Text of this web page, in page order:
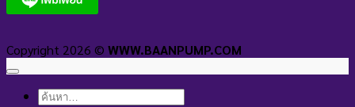
Copyright 2026 © WWW.BAANPUMP.COM
ค้นหา: